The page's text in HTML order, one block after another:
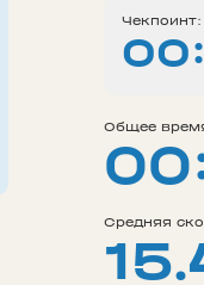
Чекпоинт:
Общее
Средняя